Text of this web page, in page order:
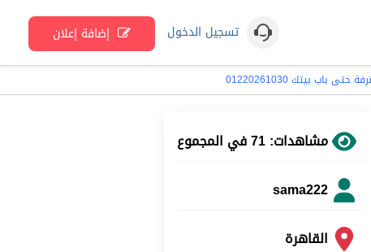
تسجيل الدخول إضافة إعلان
مشاهدات: 71 في المجموع
sama222
القاهرة